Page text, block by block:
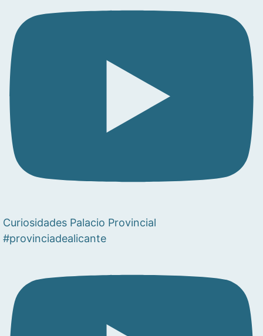
Curiosidades Palacio Provincial
#provinciadealicante